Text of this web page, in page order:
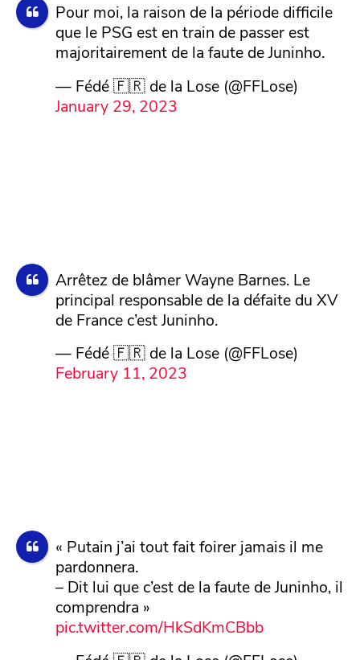
Pour moi, la raison de la période difficile
que le PSG est en train de passer est
majoritairement de la faute de Juninho.
— Fédé 🇫🇷 de la Lose (@FFLose)
January 29, 2023
Arrêtez de blâmer Wayne Barnes. Le
principal responsable de la défaite du XV
de France c’est Juninho.
— Fédé 🇫🇷 de la Lose (@FFLose)
February 11, 2023
« Putain j’ai tout fait foirer jamais il me
pardonnera.
– Dit lui que c’est de la faute de Juninho, il
comprendra »
pic.twitter.com/HkSdKmCBbb